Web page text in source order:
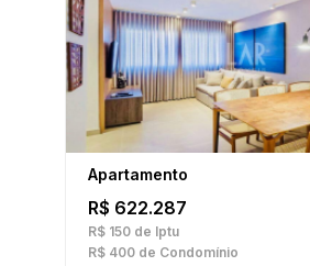
Apartamento
R$ 622.287
R$ 150 de Iptu
R$ 400 de Condomínio